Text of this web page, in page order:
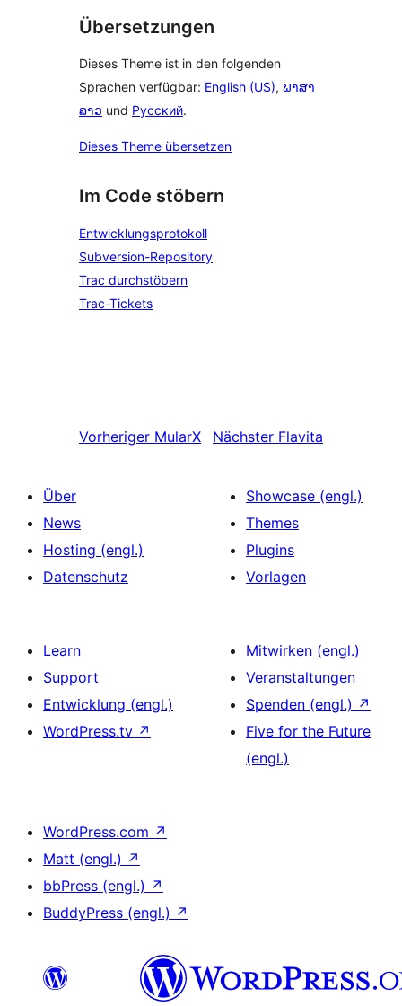
Übersetzungen
Dieses Theme ist in den folgenden
Sprachen verfügbar: English (US), ພາສາ
ລາວ und Русский.
Dieses Theme übersetzen
Im Code stöbern
Entwicklungsprotokoll
Subversion-Repository
Trac durchstöbern
Trac-Tickets
Vorheriger MularX Nächster Flavita
Über
News
Hosting (engl.)
Datenschutz
Showcase (engl.)
Themes
Plugins
Vorlagen
Learn
Support
Entwicklung (engl.)
WordPress.tv ↗
Mitwirken (engl.)
Veranstaltungen
Spenden (engl.) ↗
Five for the Future
(engl.)
WordPress.com ↗
Matt (engl.) ↗
bbPress (engl.) ↗
BuddyPress (engl.) ↗